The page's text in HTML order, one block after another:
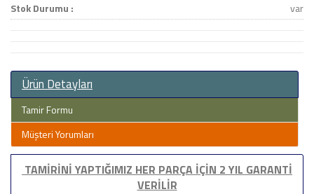
Stok Durumu : var
Ürün Detayları
Tamir Formu
Müşteri Yorumları
TAMİRİNİ YAPTIĞIMIZ HER PARÇA İÇİN 2 YIL GARANTİ
VERİLİR